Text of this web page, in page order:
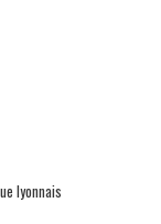
lyonnais